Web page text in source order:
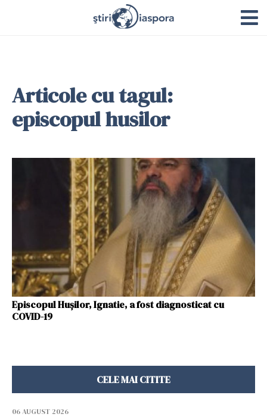
Articole cu tagul:
episcopul husilor
Episcopul Huşilor, Ignatie, a fost diagnosticat cu
COVID-19
CELE MAI CITITE
06 AUGUST 2026